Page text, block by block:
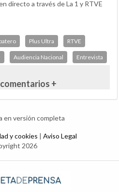
directo a través de La 1 y RTVE
Plus Ultra RTVE
Audiencia Nacional Entrevista
+
en versión completa
y cookies | Aviso Legal
2026